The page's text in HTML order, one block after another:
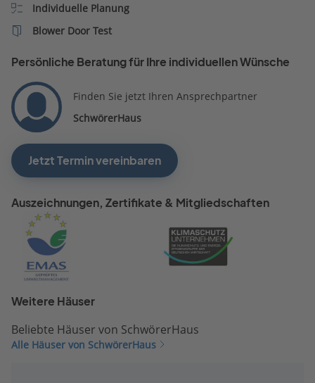
Individuelle Planung
Blower Door Test
Persönliche Beratung für Ihre individuellen Wünsche
Finden Sie jetzt Ihren Ansprechpartner
SchwörerHaus
Jetzt Termin vereinbaren
Auszeichnungen, Zertifikate & Mitgliedschaften
Weitere Häuser
Beliebte Häuser von SchwörerHaus
Alle Häuser von SchwörerHaus